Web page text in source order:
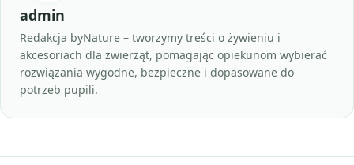
admin
Redakcja byNature – tworzymy treści o żywieniu i
akcesoriach dla zwierząt, pomagając opiekunom wybierać
rozwiązania wygodne, bezpieczne i dopasowane do
potrzeb pupili.